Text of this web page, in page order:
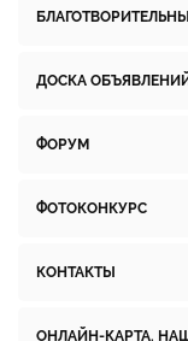
ДОСКА ОБЪЯВЛЕНИЙ
ФОРУМ
ФОТОКОНКУРС
КОНТАКТЫ
ОНЛАЙН-КАРТА.